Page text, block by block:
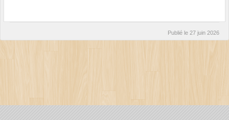
Publié le 27 juin 2026